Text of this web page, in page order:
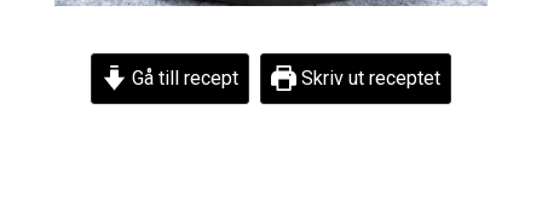
Gå till recept Skriv ut receptet